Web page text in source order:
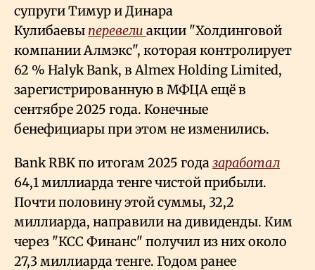
супруги Тимур и Динара
Кулибаевы перевели акции "Холдинговой
компании Алмэкс", которая контролирует
62 % Halyk Bank, в Almex Holding Limited,
зарегистрированную в МФЦА ещё в
сентябре 2025 года. Конечные
бенефициары при этом не изменились.
Bank RBK по итогам 2025 годазаработал
64,1 миллиарда тенге чистой прибыли.
Почти половину этой суммы, 32,2
миллиарда, направили на дивиденды. Ким
через "КСС Финанс" получил из них около
27,3 миллиарда тенге. Годом ранее